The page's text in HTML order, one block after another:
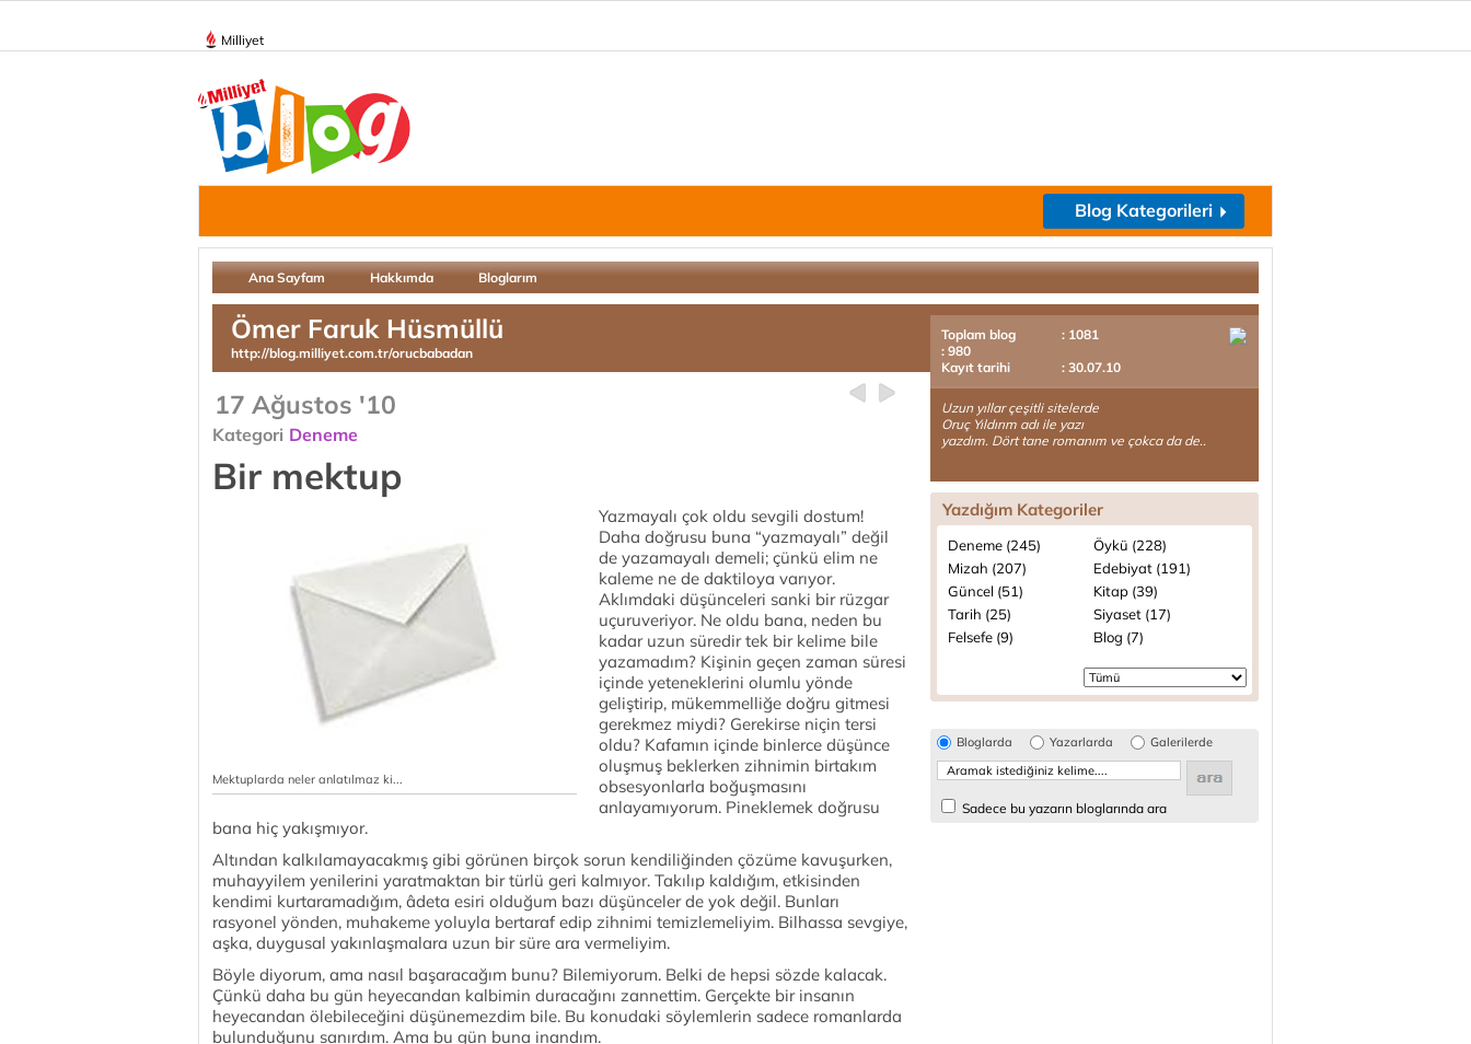
Milliyet
Blog Kategorileri
Ana Sayfam Hakkımda Bloglarım
Ömer Faruk Hüsmüllü
http://blog.milliyet.com.tr/orucbabadan
17 Ağustos '10
Kategori Deneme
Bir mektup
Mektuplarda neler anlatılmaz ki...
Yazmayalı çok oldu sevgili dostum!
Daha doğrusu buna “yazmayalı” değil
de yazamayalı demeli; çünkü elim ne
kaleme ne de daktiloya varıyor.
Aklımdaki düşünceleri sanki bir rüzgar
uçuruveriyor. Ne oldu bana, neden bu
kadar uzun süredir tek bir kelime bile
yazamadım? Kişinin geçen zaman süresi
içinde yeteneklerini olumlu yönde
geliştirip, mükemmelliğe doğru gitmesi
gerekmez miydi? Gerekirse niçin tersi
oldu? Kafamın içinde binlerce düşünce
oluşmuş beklerken zihnimin birtakım
obsesyonlarla boğuşmasını
anlayamıyorum. Pineklemek doğrusu
bana hiç yakışmıyor.
Altından kalkılamayacakmış gibi görünen birçok sorun kendiliğinden çözüme kavuşurken,
muhayyilem yenilerini yaratmaktan bir türlü geri kalmıyor. Takılıp kaldığım, etkisinden
kendimi kurtaramadığım, âdeta esiri olduğum bazı düşünceler de yok değil. Bunları
rasyonel yönden, muhakeme yoluyla bertaraf edip zihnimi temizlemeliyim. Bilhassa sevgiye,
aşka, duygusal yakınlaşmalara uzun bir süre ara vermeliyim.
Böyle diyorum, ama nasıl başaracağım bunu? Bilemiyorum. Belki de hepsi sözde kalacak.
Çünkü daha bu gün heyecandan kalbimin duracağını zannettim. Gerçekte bir insanın
heyecandan ölebileceğini düşünemezdim bile. Bu konudaki söylemlerin sadece romanlarda
bulunduğunu sanırdım. Ama bu gün buna inandım.
Toplam blog
: 1081
: 980
Kayıt tarihi
: 30.07.10
Uzun yıllar çeşitli sitelerde
Oruç Yıldırım adı ile yazı
yazdım. Dört tane romanım ve çokca da de..
Yazdığım Kategoriler
Deneme (245)
Öykü (228)
Mizah (207)
Edebiyat (191)
Güncel (51)
Kitap (39)
Tarih (25)
Siyaset (17)
Felsefe (9)
Blog (7)
Bloglarda Yazarlarda Galerilerde
Sadece bu yazarın bloglarında ara